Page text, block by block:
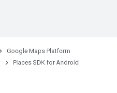
Google Maps Platform
Places SDK for Android